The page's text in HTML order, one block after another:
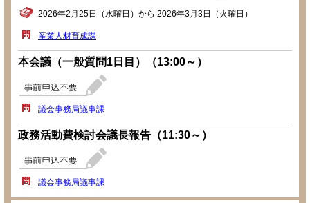
2026年2月25日（水曜日）から 2026年3月3日（火曜日）
産業人材育成課
本会議（一般質問1日目）（13:00～）
議会事務局議事課
政務活動費検討会議長報告（11:30～）
議会事務局議事課